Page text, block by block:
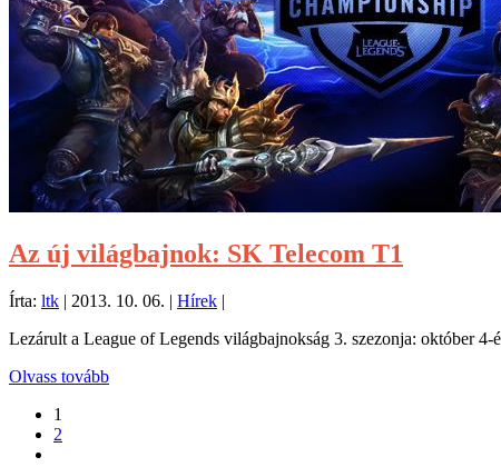
Az új világbajnok: SK Telecom T1
Írta: ltk | 2013. 10. 06. | Hírek |
Lezárult a League of Legends világbajnokság 3. szezonja: október 4-
Olvass tovább
1
2